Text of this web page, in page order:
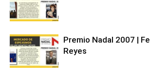
Premio Nadal 2007 |
Reyes